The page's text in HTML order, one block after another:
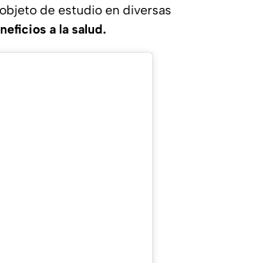
de estudio en diversas
a la salud.